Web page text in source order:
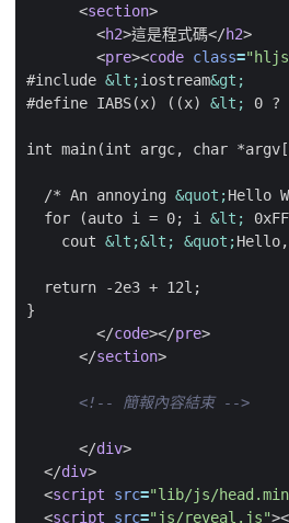
<section>
<h2>這是程式碼</h2>
<pre><code class="hljs
#include &lt;iostream&gt;
#define IABS(x) ((x) &lt;
  /* An annoying
&quot;Hello
  for (auto i = 0; i
&lt;
    cout
&lt;&lt; &quot;
</code></pre>
</section>
<!-- 簡報內容結束 -->
</div>
</div>
<script src="lib/js/
<script src="js/reveal.js"